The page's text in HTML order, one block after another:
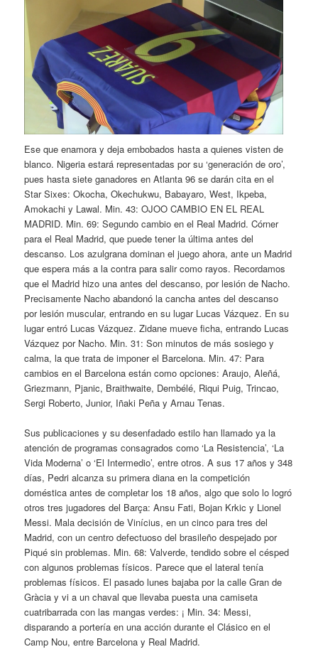
Ese que enamora y deja embobados hasta a quienes visten de
blanco. Nigeria estará representadas por su ‘generación de oro’,
pues hasta siete ganadores en Atlanta 96 se darán cita en el
Star Sixes: Okocha, Okechukwu, Babayaro, West, Ikpeba,
Amokachi y Lawal. Min. 43: OJOO CAMBIO EN EL REAL
MADRID. Min. 69: Segundo cambio en el Real Madrid. Córner
para el Real Madrid, que puede tener la última antes del
descanso. Los azulgrana dominan el juego ahora, ante un Madrid
que espera más a la contra para salir como rayos. Recordamos
que el Madrid hizo una antes del descanso, por lesión de Nacho.
Precisamente Nacho abandonó la cancha antes del descanso
por lesión muscular, entrando en su lugar Lucas Vázquez. En su
lugar entró Lucas Vázquez. Zidane mueve ficha, entrando Lucas
Vázquez por Nacho. Min. 31: Son minutos de más sosiego y
calma, la que trata de imponer el Barcelona. Min. 47: Para
cambios en el Barcelona están como opciones: Araujo, Aleñá,
Griezmann, Pjanic, Braithwaite, Dembélé, Riqui Puig, Trincao,
Sergi Roberto, Junior, Iñaki Peña y Arnau Tenas.
Sus publicaciones y su desenfadado estilo han llamado ya la
atención de programas consagrados como ‘La Resistencia’, ‘La
Vida Moderna’ o ‘El Intermedio’, entre otros. A sus 17 años y 348
días, Pedri alcanza su primera diana en la competición
doméstica antes de completar los 18 años, algo que solo lo logró
otros tres jugadores del Barça: Ansu Fati, Bojan Krkic y Lionel
Messi. Mala decisión de Vinícius, en un cinco para tres del
Madrid, con un centro defectuoso del brasileño despejado por
Piqué sin problemas. Min. 68: Valverde, tendido sobre el césped
con algunos problemas físicos. Parece que el lateral tenía
problemas físicos. El pasado lunes bajaba por la calle Gran de
Gràcia y vi a un chaval que llevaba puesta una camiseta
cuatribarrada con las mangas verdes: ¡ Min. 34: Messi,
disparando a portería en una acción durante el Clásico en el
Camp Nou, entre Barcelona y Real Madrid.